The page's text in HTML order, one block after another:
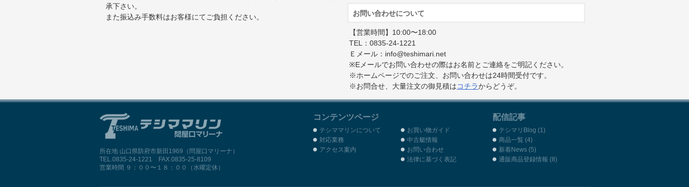
承下さい。
また振込み手数料はお客様にてご負担ください。
お問い合わせについて
【営業時間】10:00〜18:00
TEL：0835-24-1221
Ｅメール：info@teshimari.net
※Eメールでお問い合わせの際はお名前とご連絡をご明記ください。
※ホームページでのご注文、お問い合わせは24時間受付です。
※お問合せ、大量注文の御見積はコチラからどうぞ。
所在地 山口県防府市新田1969（問屋口マリーナ）
TEL.0835-24-1221 FAX.0835-25-8109
営業時間 ９：００〜１８：００（水曜定休）
コンテンツページ
テシママリンについて
対応業務
アクセス案内
お買い物ガイド
中古艇情報
お問い合わせ
法律に基づく表記
配信記事
テシマリBlog (1)
商品一覧 (4)
新着News(5)
通販商品登録情報 (8)